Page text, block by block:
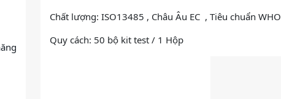
Chất lượng: ISO13485 , Châu Âu EC , Tiêu chuẩn WHO
Quy cách: 50 bộ kit test / 1 Hộp